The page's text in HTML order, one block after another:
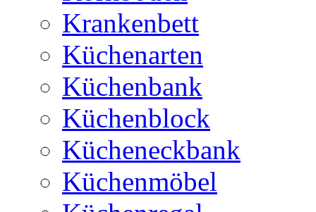
Krankenbett
Küchenarten
Küchenbank
Küchenblock
Kücheneckbank
Küchenmöbel